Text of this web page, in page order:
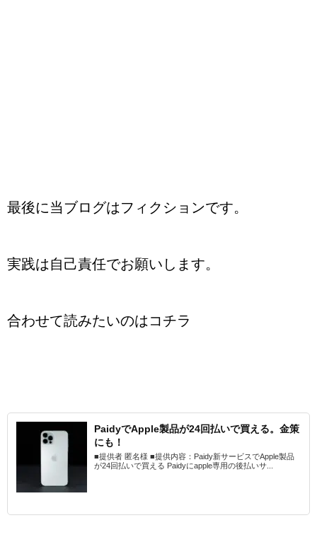
最後に当ブログはフィクションです。
実践は自己責任でお願いします。
合わせて読みたいのはコチラ
PaidyでApple製品が24回払いで買える。金策
にも！
■提供者 匿名様 ■提供内容：Paidy新サービスでApple製品
が24回払いで買える Paidyにapple専用の後払いサ...